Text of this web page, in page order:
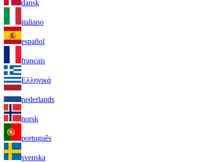
dansk
italiano
español
français
Ελληνικά
nederlands
norsk
português
svenska